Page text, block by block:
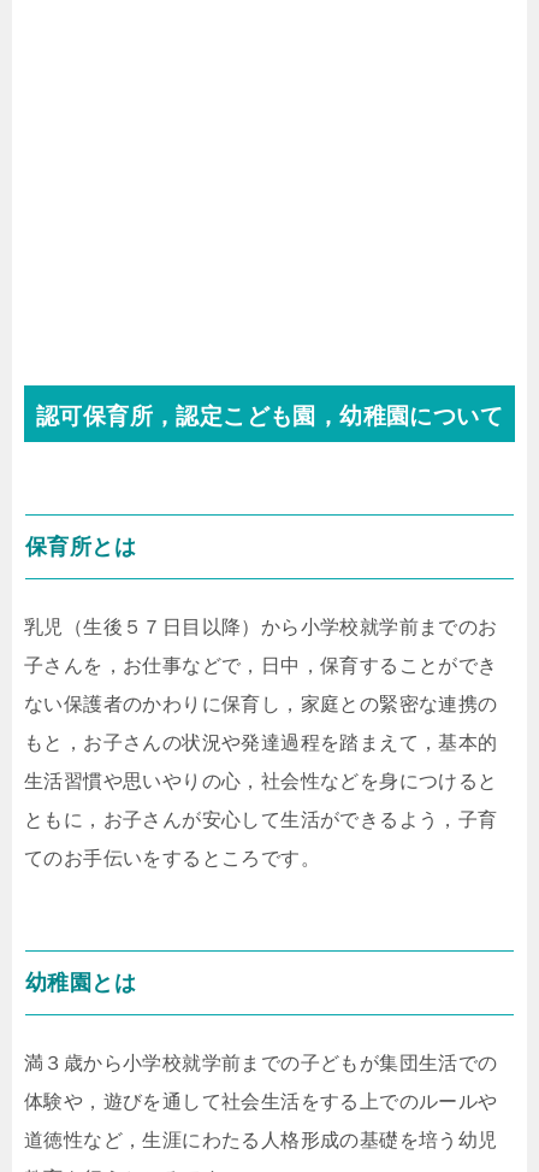
認可保育所，認定こども園，幼稚園について
保育所とは
乳児（生後５７日目以降）から小学校就学前までのお
子さんを，お仕事などで，日中，保育することができ
ない保護者のかわりに保育し，家庭との緊密な連携の
もと，お子さんの状況や発達過程を踏まえて，基本的
生活習慣や思いやりの心，社会性などを身につけると
ともに，お子さんが安心して生活ができるよう，子育
てのお手伝いをするところです。
幼稚園とは
満３歳から小学校就学前までの子どもが集団生活での
体験や，遊びを通して社会生活をする上でのルールや
道徳性など，生涯にわたる人格形成の基礎を培う幼児